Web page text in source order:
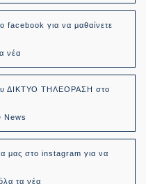
facebook για να μαθαίνετε
νέα
ΔΙΚΤΥΟ ΤΗΛΕΟΡΑΣΗ στο
News
μας στο instagram για να
τα νέα